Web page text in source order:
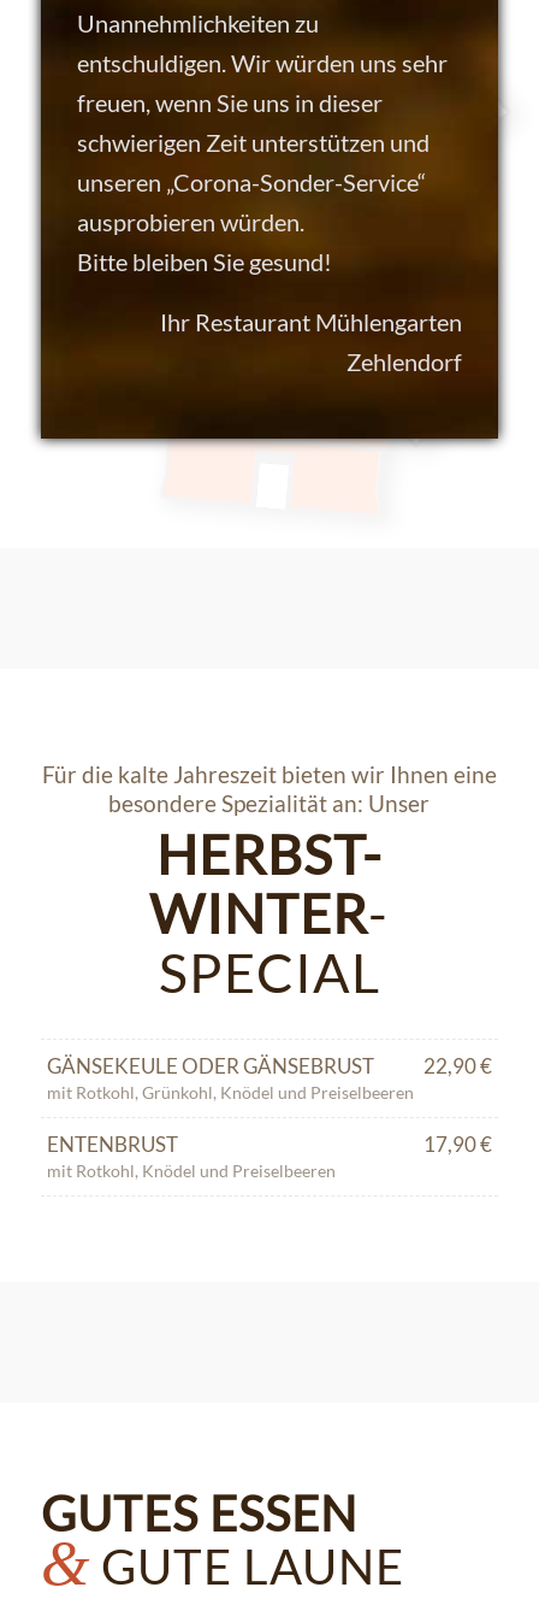
Unannehmlichkeiten zu
entschuldigen. Wir würden uns sehr
freuen, wenn Sie uns in dieser
schwierigen Zeit unterstützen und
unseren „Corona-Sonder-Service“
ausprobieren würden.
Bitte bleiben Sie gesund!
Ihr Restaurant Mühlengarten
Zehlendorf
Für die kalte Jahreszeit bieten wir Ihnen eine
besondere Spezialität an: Unser
HERBST-
WINTER-
SPECIAL
GÄNSEKEULE ODER GÄNSEBRUST 22,90 €
mit Rotkohl, Grünkohl, Knödel und Preiselbeeren
ENTENBRUST 17,90 €
mit Rotkohl, Knödel und Preiselbeeren
GUTES ESSEN
&GUTE LAUNE